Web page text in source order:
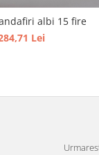
albi 15 fire
Lei